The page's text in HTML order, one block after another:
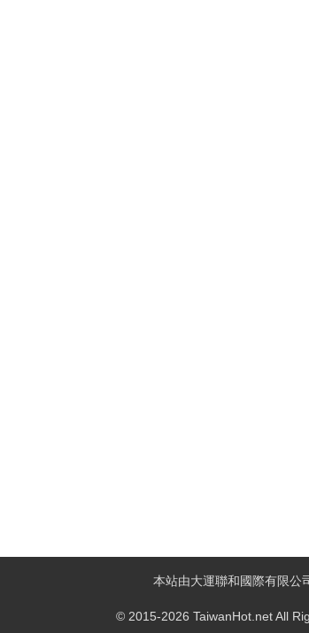
本站由大運聯和國際有限公
© 2015-2026 TaiwanHot.net All